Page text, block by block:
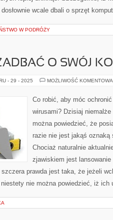
wcale dbali o sprzęt
W PODRÓŻY
O SWÓJ
- 29 - 2025 MOŻLIWOŚĆ
Co robić, aby móc
wirusami? Dzisiaj
można powiedzieć, że
razie nie jest jakąś oznaką
Chociaż naturalnie
zjawiskiem jest lansowanie
prawda jest taka, że jeżeli
niestety nie można powiedzieć, iż